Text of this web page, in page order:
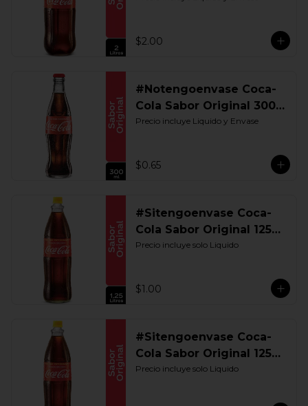
$2.00
#Notengoenvase Coca-
Cola Sabor Original 300
ML. Retornable
Precio incluye Liquido y Envase
$0.65
#Sitengoenvase Coca-
Cola Sabor Original 1250
ML. Retornable Gye
Precio incluye solo Liquido
$1.00
#Sitengoenvase Coca-
Cola Sabor Original 1250
ML. Retornable UIO
Precio incluye solo Liquido